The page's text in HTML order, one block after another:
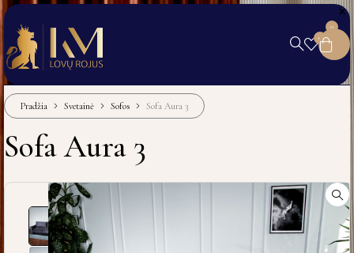
0
0
Pradžia Svetainė Sofos Sofa Aura 3
Sofa Aura 3